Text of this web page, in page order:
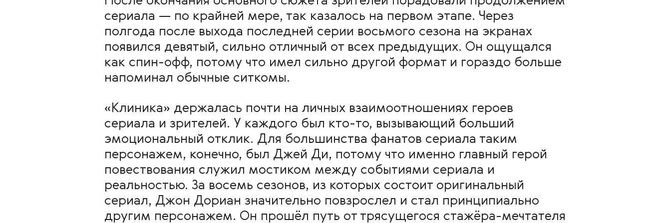
сериала — по крайней мере, так казалось на первом этапе. Через
полгода после выхода последней серии восьмого сезона на экранах
появился девятый, сильно отличный от всех предыдущих. Он ощущался
как спин-офф, потому что имел сильно другой формат и гораздо больше
напоминал обычные ситкомы.
«Клиника» держалась почти на личных взаимоотношениях героев
сериала и зрителей. У каждого был кто-то, вызывающий больший
эмоциональный отклик. Для большинства фанатов сериала таким
персонажем, конечно, был Джей Ди, потому что именно главный герой
повествования служил мостиком между событиями сериала и
реальностью. За восемь сезонов, из которых состоит оригинальный
сериал, Джон Дориан значительно повзрослел и стал принципиально
другим персонажем. Он прошёл путь от трясущегося стажёра-мечтателя